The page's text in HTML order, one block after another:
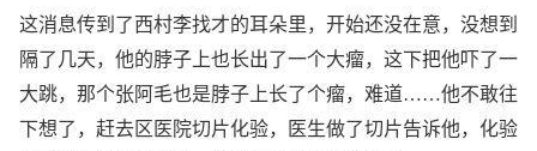
这消息传到了西村李找才的耳朵里，开始还没在意，没想到
隔了几天，他的脖子上也长出了一个大瘤，这下把他吓了一
大跳，那个张阿毛也是脖子上长了个瘤，难道……他不敢往
下想了，赶去区医院切片化验，医生做了切片告诉他，化验